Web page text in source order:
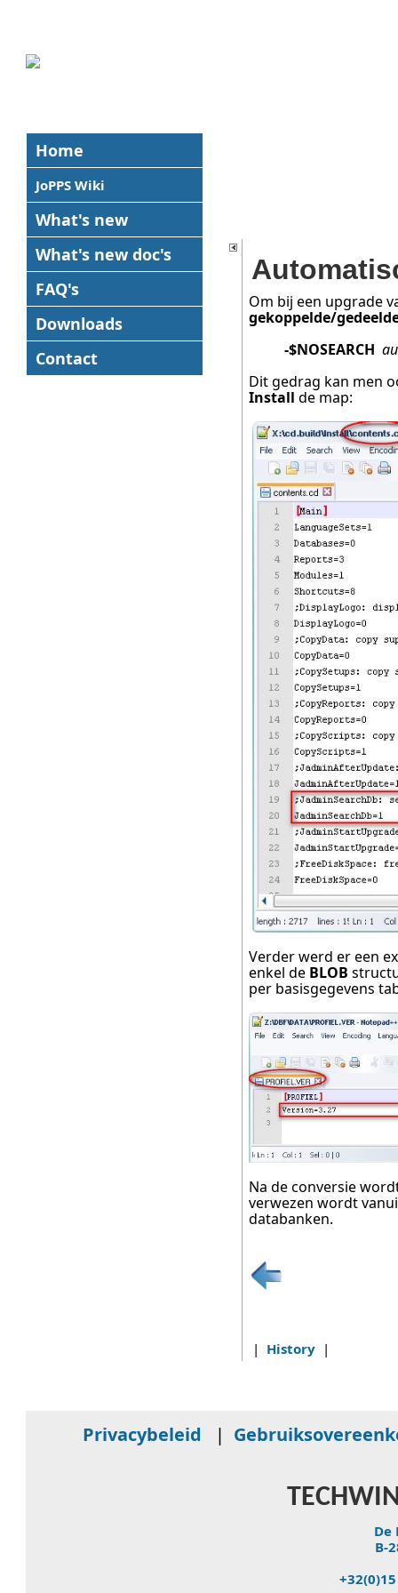
Home
JoPPS Wiki
What's new
What's new doc's
FAQ's
Downloads
Contact
Om bij een upgrade
gekoppelde/
-$NOSEARCH
Dit gedrag kan men
Install de map:
Verder werd er een
enkel de BLOB
per basisgegevens
Na de conversie
verwezen wordt
databanken.
| History |
Privacybeleid |
De
B-